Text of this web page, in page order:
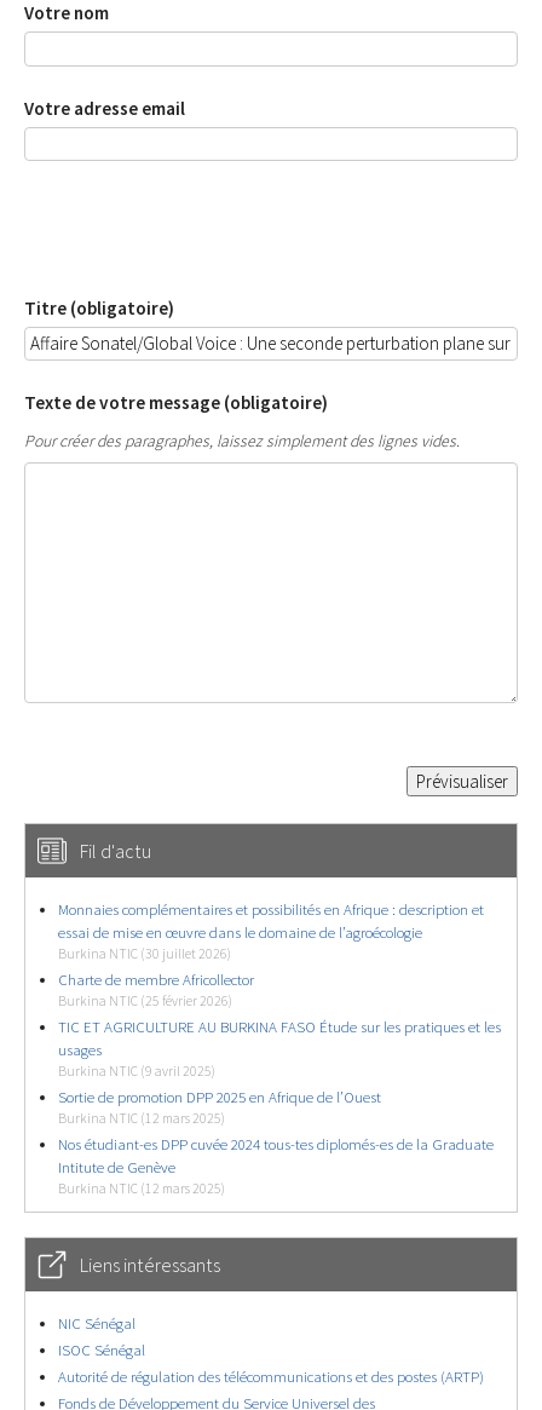
Votre nom
Votre adresse email
Titre (obligatoire)
Texte de votre message (obligatoire)
Pour créer des paragraphes, laissez simplement des lignes vides.
Fil d'actu
Monnaies complémentaires et possibilités en Afrique : description et
essai de mise en œuvre dans le domaine de l’agroécologie
Burkina NTIC (30 juillet 2026)
Charte de membre Africollector
Burkina NTIC (25 février 2026)
TIC ET AGRICULTURE AU BURKINA FASO Étude sur les pratiques et les
usages
Burkina NTIC (9 avril 2025)
Sortie de promotion DPP 2025 en Afrique de l’Ouest
Burkina NTIC (12 mars 2025)
Nos étudiant-es DPP cuvée 2024 tous-tes diplomés-es de la Graduate
Intitute de Genève
Burkina NTIC (12 mars 2025)
Liens intéressants
NIC Sénégal
ISOC Sénégal
Autorité de régulation des télécommunications et des postes (ARTP)
Fonds de Développement du Service Universel des